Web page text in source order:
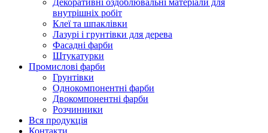
Декоративні оздоблювальні матеріали для
внутрішніх робіт
Клеї та шпаклівки
Лазурі і грунтівки для дерева
Фасадні фарби
Штукатурки
Промислові фарби
Грунтівки
Однокомпонентні фарби
Двокомпонентні фарби
Розчинники
Вся продукція
Контакти